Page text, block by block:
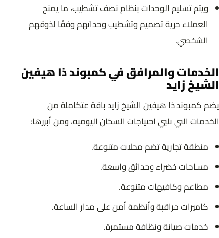
ويتم تسليم الوحدات بنظام نصف تشطيب، ما يمنح
العملاء حرية تصميم وتشطيب وحداتهم وفقًا لذوقهم
الشخصي.
الخدمات والمرافق في كمبوند ذا هيفين
الشيخ زايد
يضم كمبوند ذا هيفين الشيخ زايد باقة متكاملة من
الخدمات التي تلبي احتياجات السكان اليومية، ومن أبرزها:
منطقة تجارية تضم محلات متنوعة.
مساحات خضراء وحدائق واسعة.
مطاعم وكافيهات متنوعة.
كاميرات مراقبة وأنظمة أمن على مدار الساعة.
خدمات صيانة ونظافة مستمرة.